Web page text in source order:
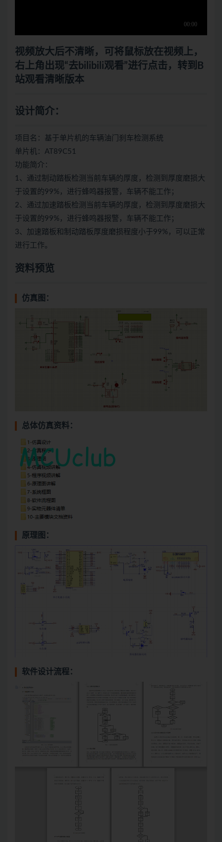
视频放大后不清晰，可将鼠标放在视频上，
右上角出现“去bilibili观看”进行点击，转到B
站观看清晰版本
设计简介：
项目名：基于单片机的车辆油门刹车检测系统
单片机：AT89C51
功能简介：
1、通过制动踏板检测当前车辆的厚度，检测到厚度磨损大
于设置的99%，进行蜂鸣器报警，车辆不能工作；
2、通过加速踏板检测当前车辆的厚度，检测到厚度磨损大
于设置的99%，进行蜂鸣器报警，车辆不能工作；
3、加速踏板和制动踏板厚度磨损程度小于99%，可以正常
进行工作。
资料预览
仿真图：
总体仿真资料：
原理图：
软件设计流程：